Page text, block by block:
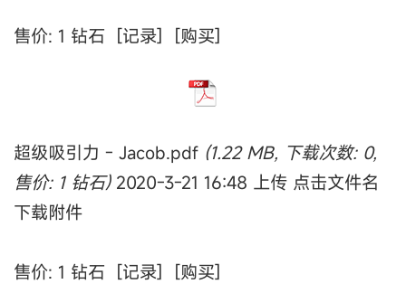
售价: 1 钻石 [记录] [购买]
超级吸引力 - Jacob.pdf (1.22 MB, 下载次数: 0,
售价: 1 钻石) 2020-3-21 16:48 上传 点击文件名
下载附件
售价: 1 钻石 [记录] [购买]